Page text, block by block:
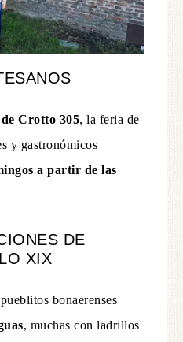
Crotto 305, la feria de
y gastronómicos
a partir de las
DE
XIX
bonaerenses
, muchas con ladrillos